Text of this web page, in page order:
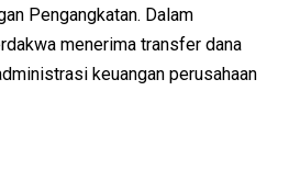
Pengangkatan. Dalam
menerima transfer dana
keuangan perusahaan